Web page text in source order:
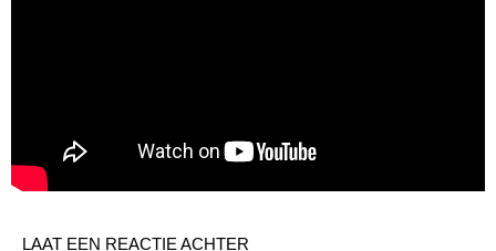
LAAT EEN REACTIE ACHTER